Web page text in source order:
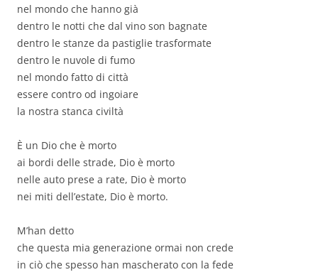
nel mondo che hanno già
dentro le notti che dal vino son bagnate
dentro le stanze da pastiglie trasformate
dentro le nuvole di fumo
nel mondo fatto di città
essere contro od ingoiare
la nostra stanca civiltà
È un Dio che è morto
ai bordi delle strade, Dio è morto
nelle auto prese a rate, Dio è morto
nei miti dell’estate, Dio è morto.
M’han detto
che questa mia generazione ormai non crede
in ciò che spesso han mascherato con la fede